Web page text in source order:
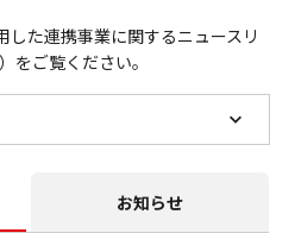
た連携事業に関するニュースリ
をご覧ください。
お知らせ